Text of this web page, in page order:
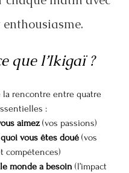
enthousiasme.
que l’Ikigaï ?
la rencontre entre quatre
:
aimez (vos passions)
vous êtes doué (vos
compétences)
monde a besoin (l’impact